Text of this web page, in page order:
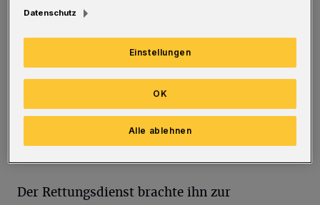
Rennrad gegen 23 Uhr in Richtung Barmen
unterwegs. Auf Höhe der Konsumstraße verlor
er aus bislang unbekannter Ursache die
Kontrolle über sein Fahrrad, kam von der
Fahrbahn ab und stürzte. Dabei erlitt er
Der Rettungsdienst brachte ihn zur
Datenschutz
Einstellungen
Alle ablehnen
OK